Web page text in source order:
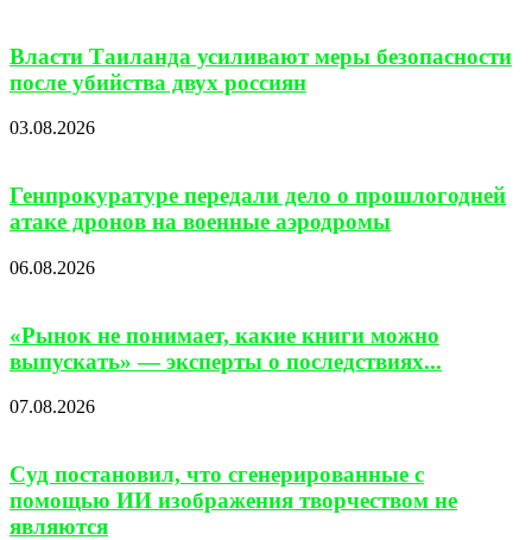
Власти Таиланда усиливают меры безопасности
после убийства двух россиян
03.08.2026
Генпрокуратуре передали дело о прошлогодней
атаке дронов на военные аэродромы
06.08.2026
«Рынок не понимает, какие книги можно
выпускать» — эксперты о последствиях...
07.08.2026
Суд постановил, что сгенерированные с
помощью ИИ изображения творчеством не
являются